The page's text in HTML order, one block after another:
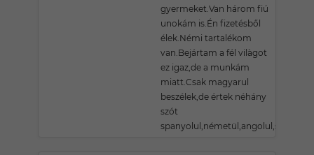
gyermeket.Van három fiú
unokám is.Én fizetésből
élek.Némi tartalékom
van.Bejártam a fél vilàgot
ez igaz,de a munkám
miatt.Csak magyarul
beszélek,de értek néhány
szót